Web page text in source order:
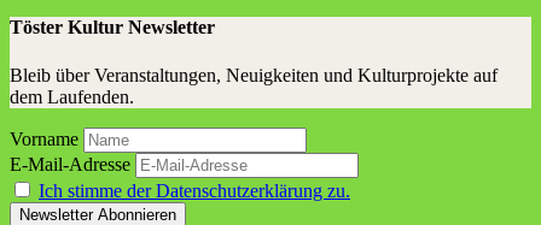
Töster Kultur Newsletter
Bleib über Veranstaltungen, Neuigkeiten und Kulturprojekte auf
dem Laufenden.
Vorname
E-Mail-Adresse
Ich stimme der Datenschutzerklärung zu.